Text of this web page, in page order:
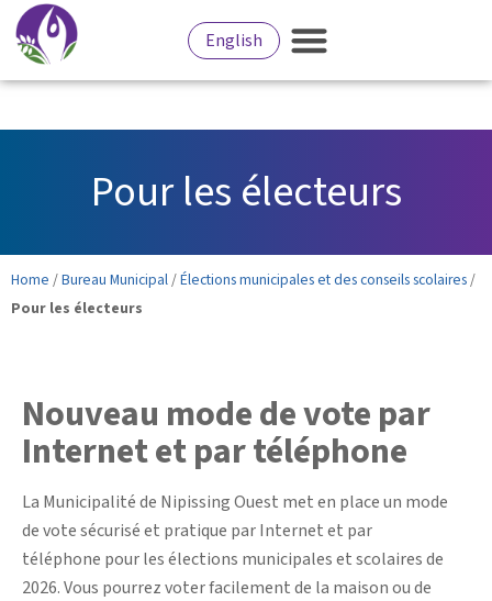
English
Pour les électeurs
Home /Bureau Municipal /Élections municipales et des conseils scolaires /
Pour les électeurs
Nouveau mode de vote par
Internet et par téléphone
La Municipalité de Nipissing Ouest met en place un mode
de vote sécurisé et pratique par Internet et par
téléphone pour les élections municipales et scolaires de
2026. Vous pourrez voter facilement de la maison ou de